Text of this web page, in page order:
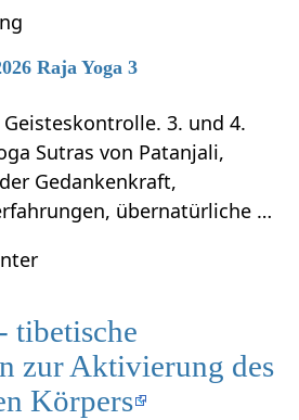
Raja Yoga 3
Geisteskontrolle. 3. und 4.
Sutras von Patanjali,
Gedankenkraft,
übernatürliche …
tibetische
zur Aktivierung des
Körpers